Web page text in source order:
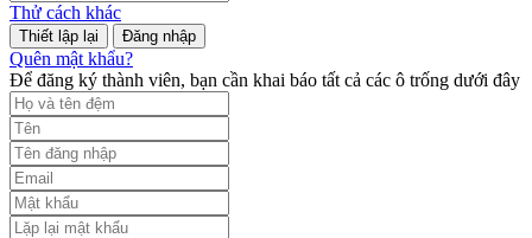
Thử cách khác
Đăng nhập
Quên mật khẩu?
Để đăng ký thành viên, bạn cần khai báo tất cả các ô trống dưới đây